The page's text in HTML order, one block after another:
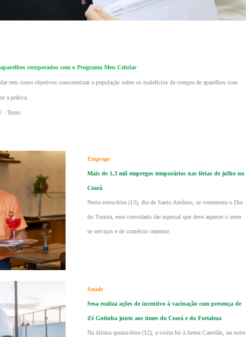
recuperados com o Programa Meu Celular
tem como objetivos conscientizar a população sobre os malefícios da compra de aparelhos com
a prática.
- Texto
Emprego
Mais de 1,3 mil empregos temporários nas férias de julho no
Ceará
Nesta sexta-feira (13), dia de Santo Antônio, se comemora o Dia
do Turista, esse convidado tão especial que deve aquecer o setor
se serviços e de comércio cearense.
Saúde
Sesa realiza ações de incentivo à vacinação com presença de
Zé Gotinha junto aos times do Ceará e do Fortaleza
Na última quinta-feira (12), a visita foi à Arena Castelão, na noite